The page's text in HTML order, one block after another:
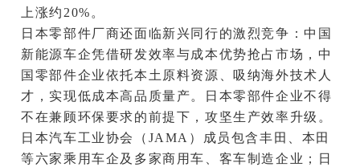
上涨约20%。
日本零部件厂商还面临新兴同行的激烈竞争：中国
新能源车企凭借研发效率与成本优势抢占市场，中
国零部件企业依托本土原料资源、吸纳海外技术人
才，实现低成本高品质量产。日本零部件企业不得
不在兼顾环保要求的前提下，攻坚生产效率升级。
日本汽车工业协会（JAMA）成员包含丰田、本田
等六家乘用车企及多家商用车、客车制造企业；日